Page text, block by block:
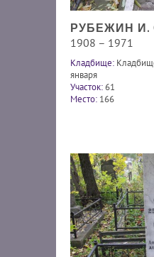
РУБЕЖИН И.
1908 – 1971
Кладбище:
января
Участок:61
Место: 166